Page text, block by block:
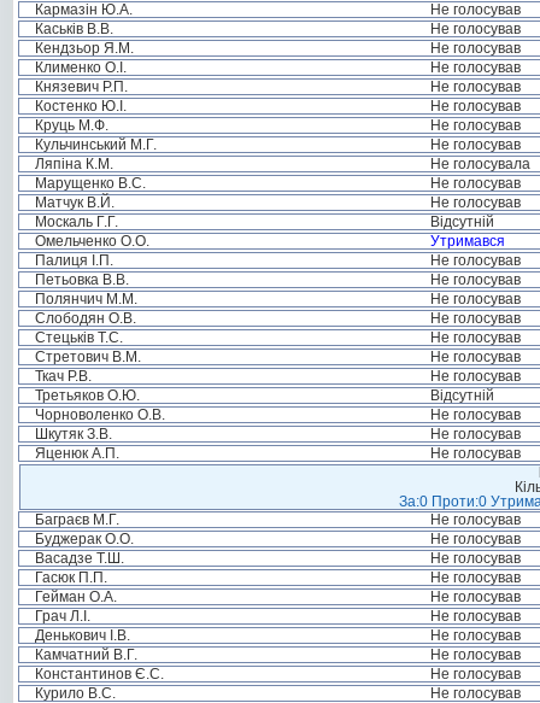
Кармазін Ю.А.
Не голосував
Каськів В.В.
Не голосував
Кендзьор Я.М.
Не голосував
Клименко О.І.
Не голосував
Князевич Р.П.
Не голосував
Костенко Ю.І.
Не голосував
Круць М.Ф.
Не голосував
Кульчинський М.Г.
Не голосував
Ляпіна К.М.
Не голосувала
Марущенко В.С.
Не голосував
Матчук В.Й.
Не голосував
Москаль Г.Г.
Відсутній
Омельченко О.О.
Утримався
Палиця І.П.
Не голосував
Петьовка В.В.
Не голосував
Полянчич М.М.
Не голосував
Слободян О.В.
Не голосував
Стецьків Т.С.
Не голосував
Стретович В.М.
Не голосував
Ткач Р.В.
Не голосував
Третьяков О.Ю.
Відсутній
Чорноволенко О.В.
Не голосував
Шкутяк З.В.
Не голосував
Яценюк А.П.
Не голосував
За:0 Проти:0
Баграєв М.Г.
Не голосував
Буджерак О.О.
Не голосував
Васадзе Т.Ш.
Не голосував
Гасюк П.П.
Не голосував
Гейман О.А.
Не голосував
Грач Л.І.
Не голосував
Денькович І.В.
Не голосував
Камчатний В.Г.
Не голосував
Константинов Є.С.
Не голосував
Курило В.С.
Не голосував